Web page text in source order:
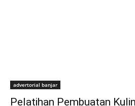
advertorial banjar
Pelatihan Pembuatan